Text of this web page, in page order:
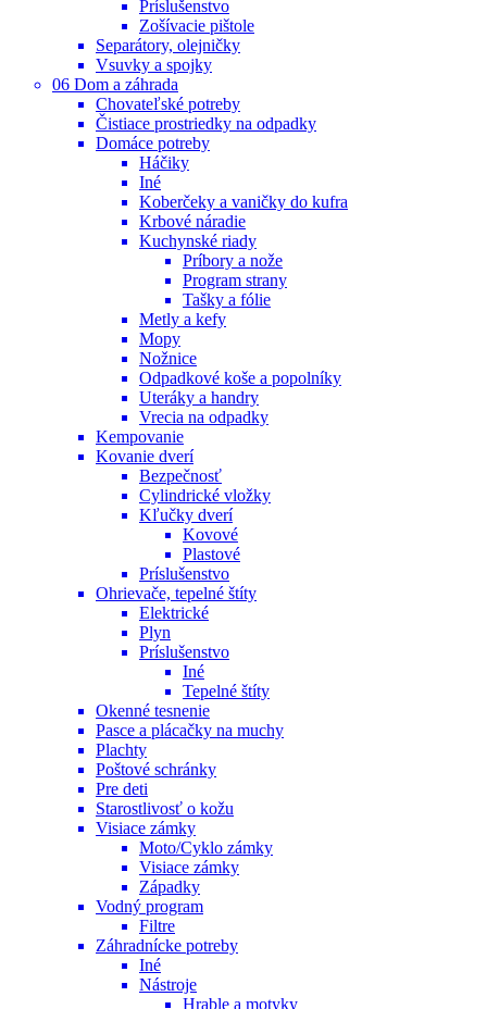
Príslušenstvo
Zošívacie pištole
Separátory, olejničky
Vsuvky a spojky
06 Dom a záhrada
Chovateľské potreby
Čistiace prostriedky na odpadky
Domáce potreby
Háčiky
Iné
Koberčeky a vaničky do kufra
Krbové náradie
Kuchynské riady
Príbory a nože
Program strany
Tašky a fólie
Metly a kefy
Mopy
Nožnice
Odpadkové koše a popolníky
Uteráky a handry
Vrecia na odpadky
Kempovanie
Kovanie dverí
Bezpečnosť
Cylindrické vložky
Kľučky dverí
Kovové
Plastové
Príslušenstvo
Ohrievače, tepelné štíty
Elektrické
Plyn
Príslušenstvo
Iné
Tepelné štíty
Okenné tesnenie
Pasce a plácačky na muchy
Plachty
Poštové schránky
Pre deti
Starostlivosť o kožu
Visiace zámky
Moto/Cyklo zámky
Visiace zámky
Západky
Vodný program
Filtre
Záhradnícke potreby
Iné
Nástroje
Hrable a motyky